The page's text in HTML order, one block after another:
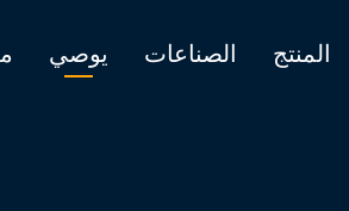
المنتج الصناعات يوصي